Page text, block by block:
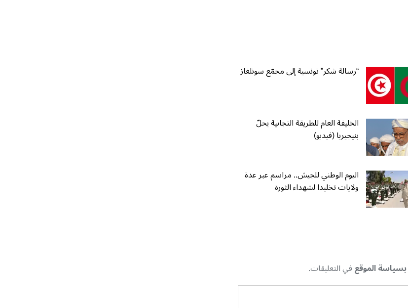
“رسالة شكر” تونسية إلى مجمّع سونلغاز
الخليفة العام للطريقة التجانية يحلّ
بنيجيريا (فيديو)
اليوم الوطني للجيش.. مراسم عبر عدة
ولايات تخليدا لشهداء الثورة
بسياسة الموقعفي التعليقات.